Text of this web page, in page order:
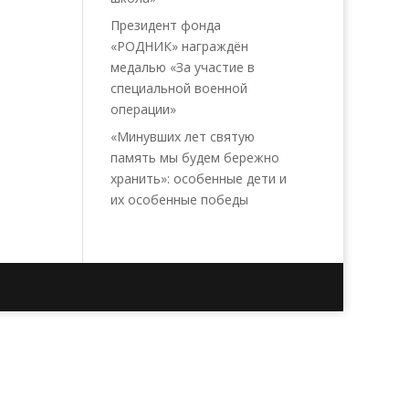
Президент фонда
«РОДНИК» награждён
медалью «За участие в
специальной военной
операции»
«Минувших лет святую
память мы будем бережно
хранить»: особенные дети и
их особенные победы